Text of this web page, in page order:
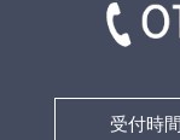
受付時間